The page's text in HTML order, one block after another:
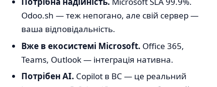
Odoo.sh — теж непогано, але свій сервер —
ваша відповідальність.
Вже в екосистемі Microsoft. Office 365,
Teams, Outlook — інтеграція нативна.
Потрібен AI. Copilot в BC — це реальний